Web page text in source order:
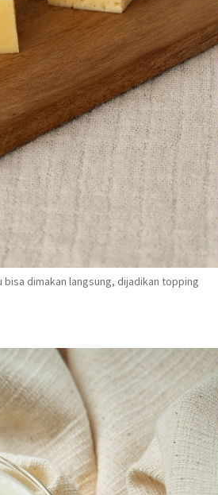
dimakan langsung, dijadikan topping